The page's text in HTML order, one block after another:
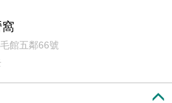
館五鄰66號